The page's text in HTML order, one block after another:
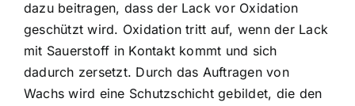
dazu beitragen, dass der Lack vor Oxidation
geschützt wird. Oxidation tritt auf, wenn der Lack
mit Sauerstoff in Kontakt kommt und sich
dadurch zersetzt. Durch das Auftragen von
Wachs wird eine Schutzschicht gebildet, die den